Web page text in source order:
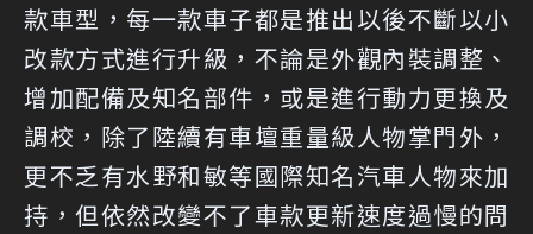
款車型，每一款車子都是推出以後不斷以小
改款方式進行升級，不論是外觀內裝調整、
增加配備及知名部件，或是進行動力更換及
調校，除了陸續有車壇重量級人物掌門外，
更不乏有水野和敏等國際知名汽車人物來加
持，但依然改變不了車款更新速度過慢的問